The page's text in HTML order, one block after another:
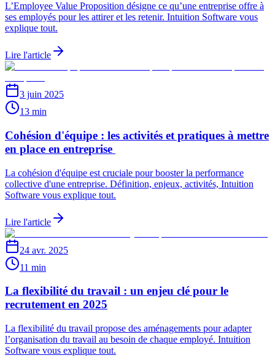
L’Employee Value Proposition désigne ce qu’une entreprise offre à
ses employés pour les attirer et les retenir. Intuition Software vous
explique tout.
Lire l'article
3 juin 2025
13 min
Cohésion d'équipe : les activités et pratiques à mettre
en place en entreprise
La cohésion d'équipe est cruciale pour booster la performance
collective d'une entreprise. Définition, enjeux, activités, Intuition
Software vous explique tout.
Lire l'article
24 avr. 2025
11 min
La flexibilité du travail : un enjeu clé pour le
recrutement en 2025
La flexibilité du travail propose des aménagements pour adapter
l’organisation du travail au besoin de chaque employé. Intuition
Software vous explique tout.